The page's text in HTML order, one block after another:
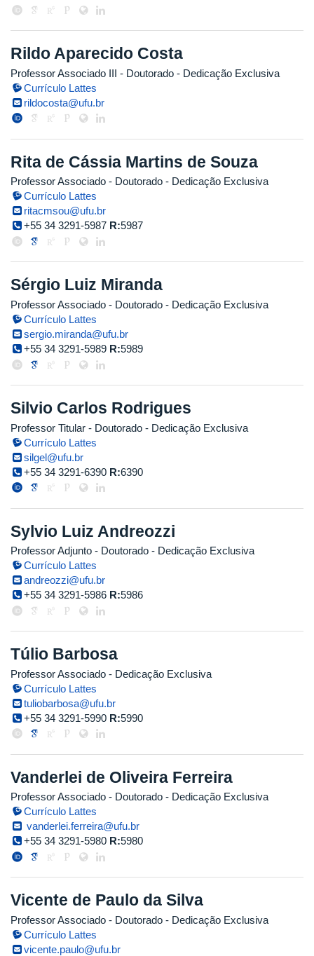
Rildo Aparecido Costa
Professor Associado III - Doutorado - Dedicação Exclusiva
Currículo Lattes
rildocosta@ufu.br
Rita de Cássia Martins de Souza
Professor Associado - Doutorado - Dedicação Exclusiva
Currículo Lattes
ritacmsou@ufu.br
+55 34 3291-5987 R:5987
Sérgio Luiz Miranda
Professor Associado - Doutorado - Dedicação Exclusiva
Currículo Lattes
sergio.miranda@ufu.br
+55 34 3291-5989 R:5989
Silvio Carlos Rodrigues
Professor Titular - Doutorado - Dedicação Exclusiva
Currículo Lattes
silgel@ufu.br
+55 34 3291-6390 R:6390
Sylvio Luiz Andreozzi
Professor Adjunto - Doutorado - Dedicação Exclusiva
Currículo Lattes
andreozzi@ufu.br
+55 34 3291-5986 R:5986
Túlio Barbosa
Professor Associado - Dedicação Exclusiva
Currículo Lattes
tuliobarbosa@ufu.br
+55 34 3291-5990 R:5990
Vanderlei de Oliveira Ferreira
Professor Associado - Doutorado - Dedicação Exclusiva
Currículo Lattes
vanderlei.ferreira@ufu.br
+55 34 3291-5980 R:5980
Vicente de Paulo da Silva
Professor Associado - Doutorado - Dedicação Exclusiva
Currículo Lattes
vicente.paulo@ufu.br